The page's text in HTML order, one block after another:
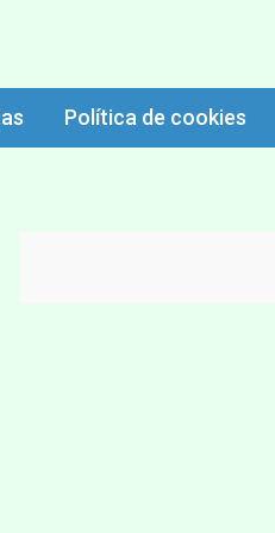
y rios. Recetas de pescado de rio.
Política de cookies